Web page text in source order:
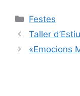
Festes
Taller
«Emocions